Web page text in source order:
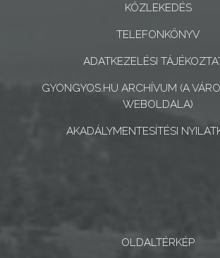
VÁROSHÁZA
KÖZLEKEDÉS
TELEFONKÖNYV
ADATKEZELÉSI
GYONGYOS.HU ARCHÍVUM (A
WEBOLDALA)
AKADÁLYMENTESÍTÉSI
OLDALTÉRKÉP